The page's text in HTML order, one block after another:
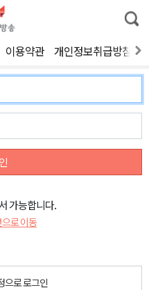
통
합
색
이용약관 개인정보취급방침
가능합니다.
로 이동
으로 로그인